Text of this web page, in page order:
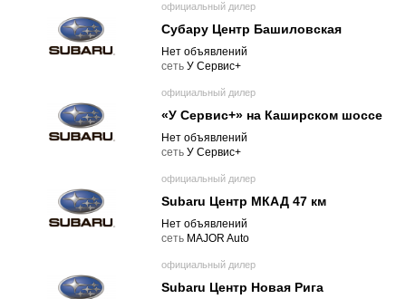
официальный дилер
Субару Центр Башиловская
Нет объявлений
cеть У Сервис+
официальный дилер
«У Сервис+» на Каширском шоссе
Нет объявлений
cеть У Сервис+
официальный дилер
Subaru Центр МКАД 47 км
Нет объявлений
cеть MAJOR Auto
официальный дилер
Subaru Центр Новая Рига